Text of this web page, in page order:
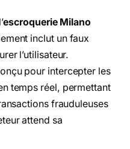
escroquerie Milano
inclut un faux
l’utilisateur.
pour intercepter les
temps réel, permettant
frauduleuses
attend sa